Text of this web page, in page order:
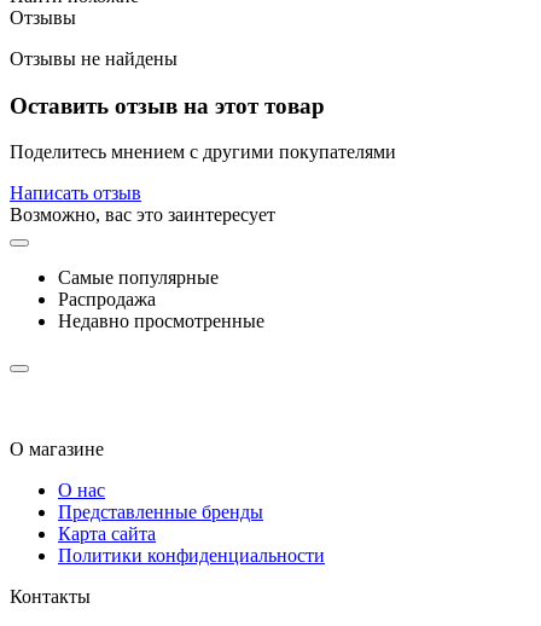
Отзывы
Отзывы не найдены
Оставить отзыв на этот товар
Поделитесь мнением с другими покупателями
Написать отзыв
Возможно, вас это заинтересует
Самые популярные
Распродажа
Недавно просмотренные
О магазине
О нас
Представленные бренды
Карта сайта
Политики конфиденциальности
Контакты